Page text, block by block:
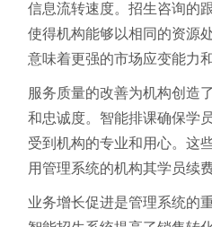
信息流转速度。招生咨询的
使得机构能够以相同的资源
意味着更强的市场应变能力
服务质量的改善为机构创造
和忠诚度。智能排课确保学
受到机构的专业和用心。这
用管理系统的机构其学员续
业务增长促进是管理系统的